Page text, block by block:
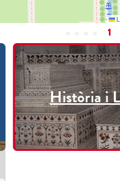
1
Història i